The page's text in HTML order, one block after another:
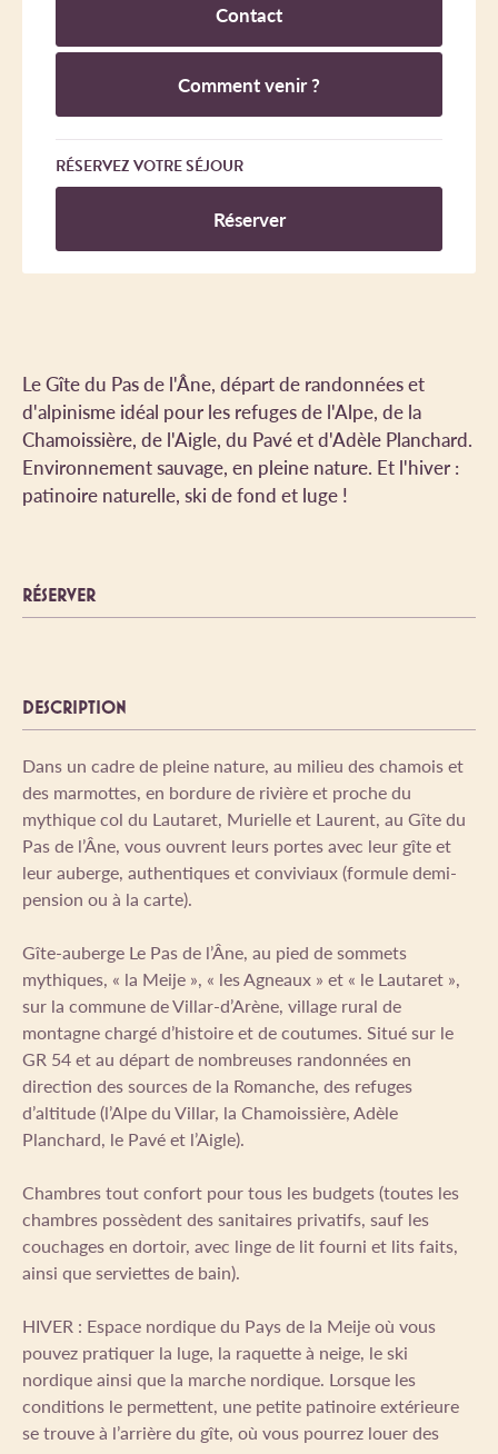
Le Gîte du Pas de l'Âne, départ de randonnées et
d'alpinisme idéal pour les refuges de l'Alpe, de la
Chamoissière, de l'Aigle, du Pavé et d'Adèle Planchard.
Environnement sauvage, en pleine nature. Et l'hiver :
patinoire naturelle, ski de fond et luge !
DESCRIPTION
Dans un cadre de pleine nature, au milieu des chamois et
des marmottes, en bordure de rivière et proche du
mythique col du Lautaret, Murielle et Laurent, au Gîte du
Pas de l’Âne, vous ouvrent leurs portes avec leur gîte et
leur auberge, authentiques et conviviaux (formule demi-
pension ou à la carte).
Gîte-auberge Le Pas de l’Âne, au pied de sommets
mythiques, « la Meije », « les Agneaux » et « le Lautaret »,
sur la commune de Villar-d’Arène, village rural de
montagne chargé d’histoire et de coutumes. Situé sur le
GR 54 et au départ de nombreuses randonnées en
direction des sources de la Romanche, des refuges
d’altitude (l’Alpe du Villar, la Chamoissière, Adèle
Planchard, le Pavé et l’Aigle).
Chambres tout confort pour tous les budgets (toutes les
chambres possèdent des sanitaires privatifs, sauf les
couchages en dortoir, avec linge de lit fourni et lits faits,
ainsi que serviettes de bain).
HIVER : Espace nordique du Pays de la Meije où vous
pouvez pratiquer la luge, la raquette à neige, le ski
nordique ainsi que la marche nordique. Lorsque les
conditions le permettent, une petite patinoire extérieure
se trouve à l’arrière du gîte, où vous pourrez louer des
RÉSERVER
Contact
Comment venir ?
RÉSERVEZ VOTRE SÉJOUR
Réserver